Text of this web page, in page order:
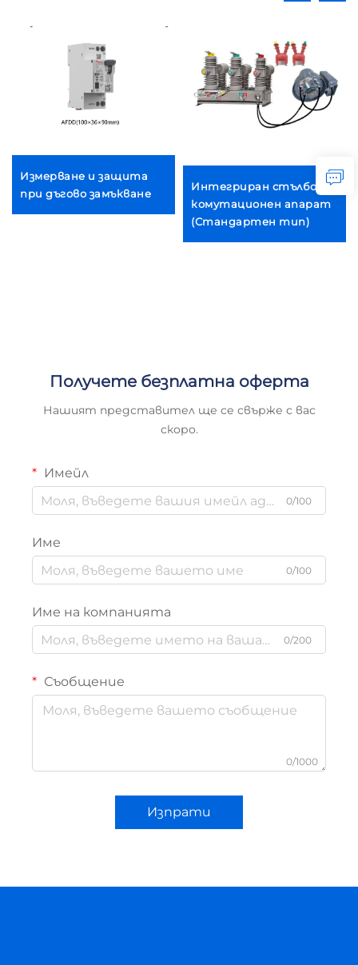
Измерване и защита
при дъгово замъкване
Интегриран стълбов
комутационен апарат
(Стандартен тип)
Получете безплатна оферта
Нашият представител ще се свърже с вас
скоро.
Имейл
0/100
Име
0/100
Име на компанията
0/200
Съобщение
0/1000
Изпрати